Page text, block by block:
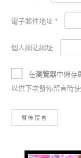
電子郵件地址 *
個人網站網址
在瀏覽器中儲存
以供下次發佈留言時使